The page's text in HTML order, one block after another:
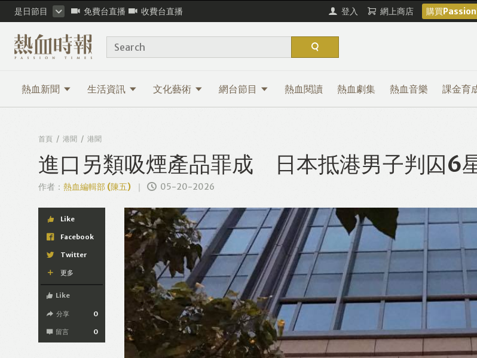
是日節目 免費台直播 收費台直播 登入 網上商店 購買
熱血新聞 生活資訊 文化藝術 網台節目 熱血閱讀 熱血劇集 熱血音樂 課金育
Search
首頁 港聞 港聞
進口另類吸煙產品罪成 日本抵港男子判囚6
作者： 熱血編輯部 (陳五) 05-20-2026
Like
Facebook
Twitter
更多
Like
分享 0
留言 0